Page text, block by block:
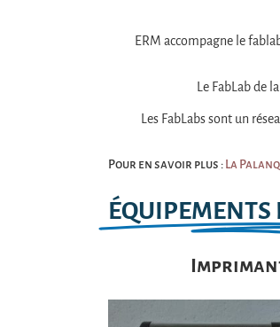
ERM accompagne le
Le FabLab de
Les FabLabs sont un
Pour en savoir plus : La
ÉQUIPEMENTS